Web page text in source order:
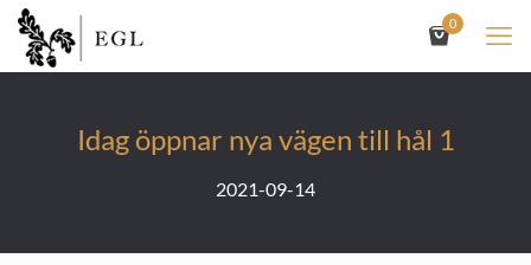
0
Idag öppnar nya vägen till hål 1
2021-09-14